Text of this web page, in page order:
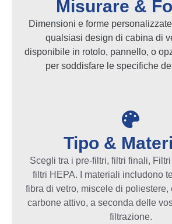
Misurare &
Dimensioni e forme
qualsiasi design di cabina di
disponibile in rotolo, pannello, o
per soddisfare le specifiche
Tipo &
Scegli tra i pre-filtri, filtri finali,
filtri HEPA. I materiali includono
fibra di vetro, miscele di poliestere,
carbone attivo, a seconda delle
filtrazione.